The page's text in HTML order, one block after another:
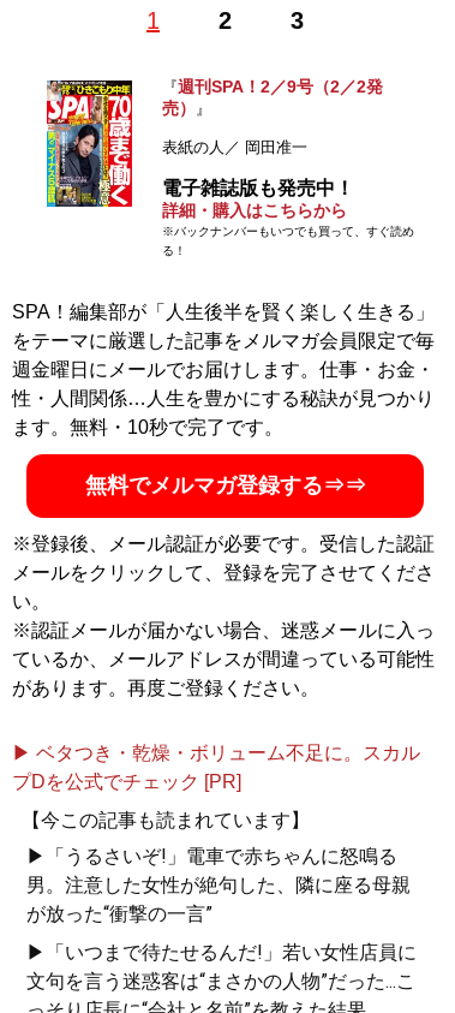
1 2 3
『週刊SPA！2／9号（2／2発
売）
』
表紙の人／ 岡田准一
電子雑誌版も発売中！
詳細・購入はこちらから
※バックナンバーもいつでも買って、すぐ読め
る！
SPA！編集部が「人生後半を賢く楽しく生きる」
をテーマに厳選した記事をメルマガ会員限定で毎
週金曜日にメールでお届けします。仕事・お金・
性・人間関係…人生を豊かにする秘訣が見つかり
ます。無料・10秒で完了です。
無料でメルマガ登録する⇒⇒
※登録後、メール認証が必要です。受信した認証
メールをクリックして、登録を完了させてくださ
い。
※認証メールが届かない場合、迷惑メールに入っ
ているか、メールアドレスが間違っている可能性
があります。再度ご登録ください。
▶ ベタつき・乾燥・ボリューム不足に。スカル
プDを公式でチェック [PR]
【今この記事も読まれています】
▶「うるさいぞ!」電車で赤ちゃんに怒鳴る
男。注意した女性が絶句した、隣に座る母親
が放った“衝撃の一言”
▶「いつまで待たせるんだ!」若い女性店員に
文句を言う迷惑客は“まさかの人物”だった...こ